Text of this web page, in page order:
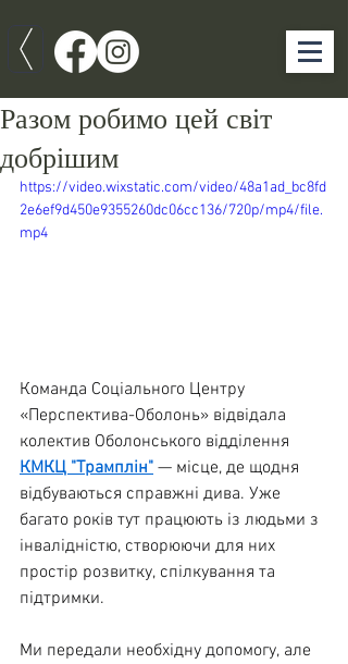
Разом робимо цей світ
добрішим
https://video.wixstatic.com/video/48a1ad_bc8fd
2e6ef9d450e9355260dc06cc136/720p/mp4/file.
mp4
Команда Соціального Центру
«Перспектива-Оболонь» відвідала
колектив Оболонського відділення
КМКЦ "Трамплін" — місце, де щодня
відбуваються справжні дива. Уже
багато років тут працюють із людьми з
інвалідністю, створюючи для них
простір розвитку, спілкування та
підтримки.
Ми передали необхідну допомогу, але